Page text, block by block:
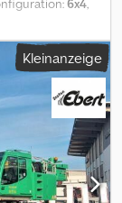
6x4,
Zubehör = - 3
Typ: CE, EPA,
BENZ
HP). Gewichte
120 kg
APK
Kleinanzeige